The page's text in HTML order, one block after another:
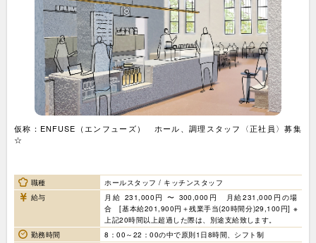
仮称：ENFUSE（エンフューズ） ホール、調理スタッフ〈正社員〉募集
☆
職種
ホールスタッフ / キッチンスタッフ
給与
月給 231,000円 〜 300,000円 月給231,000円の場
合 [基本給201,900円＋残業手当(20時間分)29,100円] ※
上記20時間以上超過した際は、別途支給致します。
勤務時間
8：00～22：00の中で原則1日8時間、シフト制